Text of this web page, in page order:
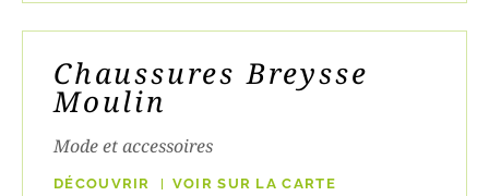
Chaussures Breysse
Moulin
Mode et accessoires
DÉCOUVRIR
VOIR SUR LA CARTE